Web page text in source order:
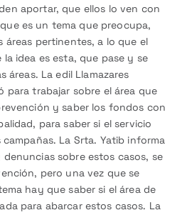
aportar, que ellos lo ven con
es un tema que preocupa,
áreas pertinentes, a lo que el
idea es esta, que pase y se
áreas. La edil Llamazares
para trabajar sobre el área que
y saber los fondos con
para saber si el servicio
La Srta. Yatib informa
sobre estos casos, se
pero una vez que se
hay que saber si el área de
para abarcar estos casos. La